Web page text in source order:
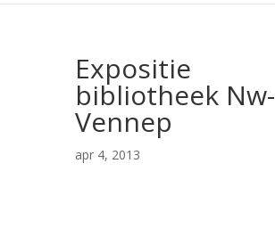
Expositie
bibliotheek Nw-
Vennep
apr 4, 2013